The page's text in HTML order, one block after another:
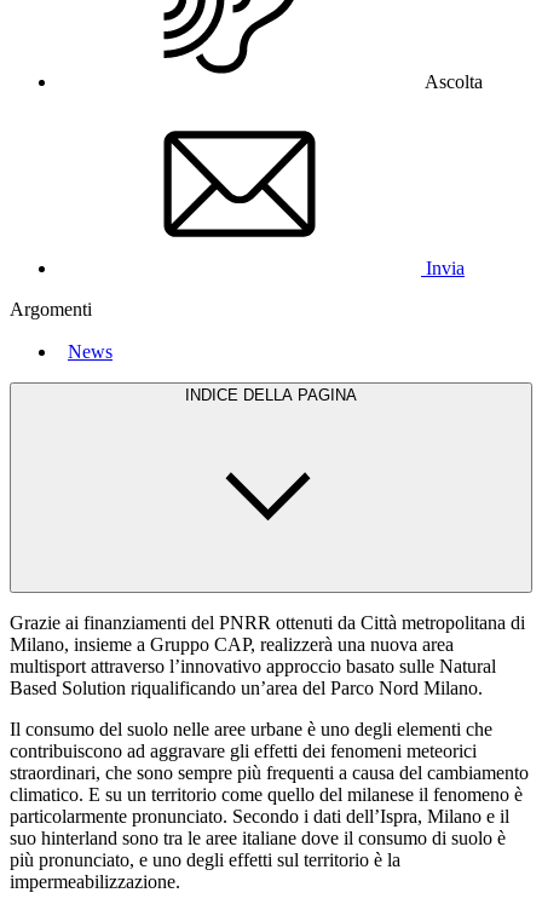
Ascolta
Invia
Argomenti
News
INDICE DELLA PAGINA
Grazie ai finanziamenti del PNRR ottenuti da Città metropolitana di
Milano, insieme a Gruppo CAP, realizzerà una nuova area
multisport attraverso l’innovativo approccio basato sulle Natural
Based Solution riqualificando un’area del Parco Nord Milano.
Il consumo del suolo nelle aree urbane è uno degli elementi che
contribuiscono ad aggravare gli effetti dei fenomeni meteorici
straordinari, che sono sempre più frequenti a causa del cambiamento
climatico. E su un territorio come quello del milanese il fenomeno è
particolarmente pronunciato. Secondo i dati dell’Ispra, Milano e il
suo hinterland sono tra le aree italiane dove il consumo di suolo è
più pronunciato, e uno degli effetti sul territorio è la
impermeabilizzazione.